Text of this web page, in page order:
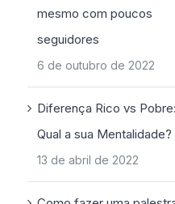
mesmo com poucos
seguidores
6 de outubro de 2022
Diferença Rico vs Pobre:
Qual a sua Mentalidade?
13 de abril de 2022